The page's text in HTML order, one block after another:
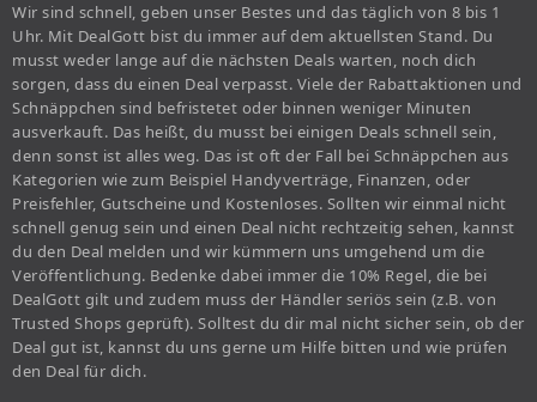
Wir sind schnell, geben unser Bestes und das täglich von 8 bis 1
Uhr. Mit DealGott bist du immer auf dem aktuellsten Stand. Du
musst weder lange auf die nächsten Deals warten, noch dich
sorgen, dass du einen Deal verpasst. Viele der Rabattaktionen und
Schnäppchen sind befristetet oder binnen weniger Minuten
ausverkauft. Das heißt, du musst bei einigen Deals schnell sein,
denn sonst ist alles weg. Das ist oft der Fall bei Schnäppchen aus
Kategorien wie zum Beispiel Handyverträge, Finanzen, oder
Preisfehler, Gutscheine und Kostenloses. Sollten wir einmal nicht
schnell genug sein und einen Deal nicht rechtzeitig sehen, kannst
du den Deal melden und wir kümmern uns umgehend um die
Veröffentlichung. Bedenke dabei immer die 10% Regel, die bei
DealGott gilt und zudem muss der Händler seriös sein (z.B. von
Trusted Shops geprüft). Solltest du dir mal nicht sicher sein, ob der
Deal gut ist, kannst du uns gerne um Hilfe bitten und wie prüfen
den Deal für dich.